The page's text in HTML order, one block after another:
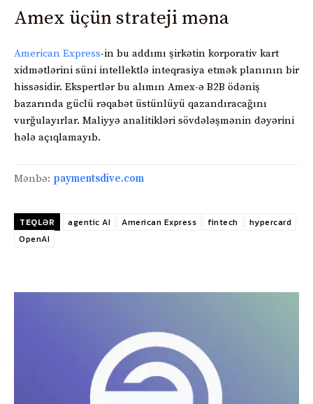
Amex üçün strateji məna
American Express-in bu addımı şirkətin korporativ kart
xidmətlərini süni intellektlə inteqrasiya etmək planının bir
hissəsidir. Ekspertlər bu alımın Amex-ə B2B ödəniş
bazarında güclü rəqabət üstünlüyü qazandıracağını
vurğulayırlar. Maliyyə analitikləri sövdələşmənin dəyərini
hələ açıqlamayıb.
Mənbə: paymentsdive.com
TEQLƏR agentic AI American Express fintech
hypercard
OpenAI